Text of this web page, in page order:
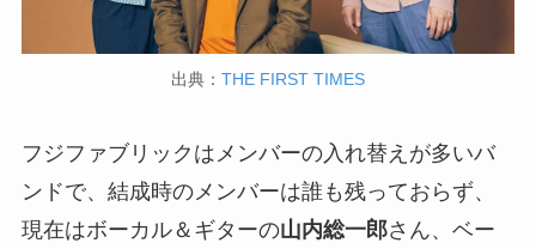
出典： THE FIRST TIMES
フジファブリックはメンバーの入れ替えが多いバ
ンドで、結成時のメンバーは誰も残っておらず、
現在はボーカル＆ギターの山内総一郎さん、ベー